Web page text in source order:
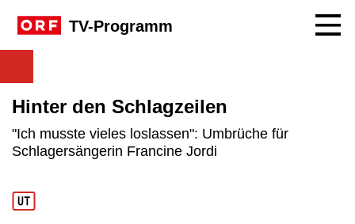
TV-Programm
Hinter den Schlagzeilen
"Ich musste vieles loslassen": Umbrüche für
Schlagersängerin Francine Jordi